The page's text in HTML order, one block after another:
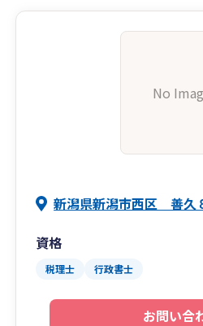
No
新潟県新潟市西区 善久
資格
税理士 行政書士
お問い合